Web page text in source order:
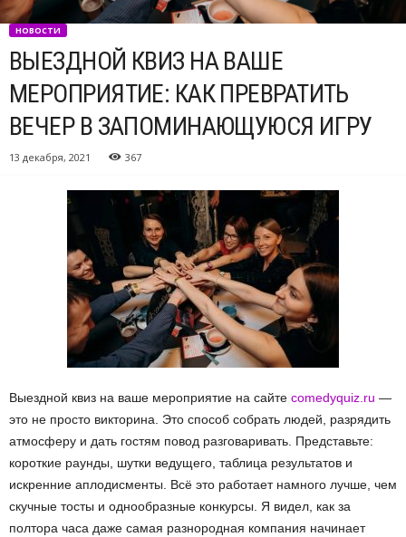
НОВОСТИ
ВЫЕЗДНОЙ КВИЗ НА ВАШЕ
МЕРОПРИЯТИЕ: КАК ПРЕВРАТИТЬ
ВЕЧЕР В ЗАПОМИНАЮЩУЮСЯ ИГРУ
13 декабря, 2021 367
Выездной квиз на ваше мероприятие на сайте comedyquiz.ru —
это не просто викторина. Это способ собрать людей, разрядить
атмосферу и дать гостям повод разговаривать. Представьте:
короткие раунды, шутки ведущего, таблица результатов и
искренние аплодисменты. Всё это работает намного лучше, чем
скучные тосты и однообразные конкурсы. Я видел, как за
полтора часа даже самая разнородная компания начинает